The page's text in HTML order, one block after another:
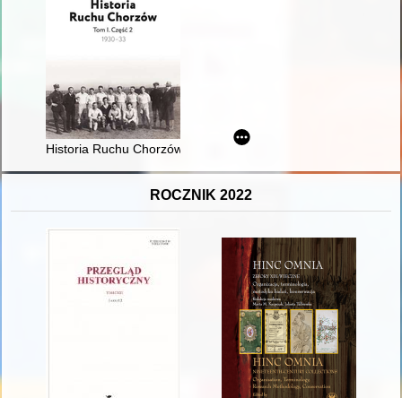
Historia Ruchu Chorzów. T. 1 cz. 2,
ROCZNIK 2022